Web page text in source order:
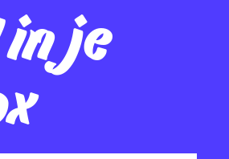
in je